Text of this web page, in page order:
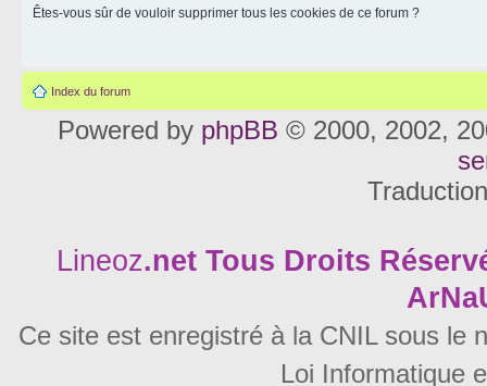
Êtes-vous sûr de vouloir supprimer tous les cookies de ce forum ?
Index du forum
Powered by phpBB © 2000, 2002,
Lineoz.net Tous Droits
Ce site est enregistré à la CNIL sous le
Loi Informatique